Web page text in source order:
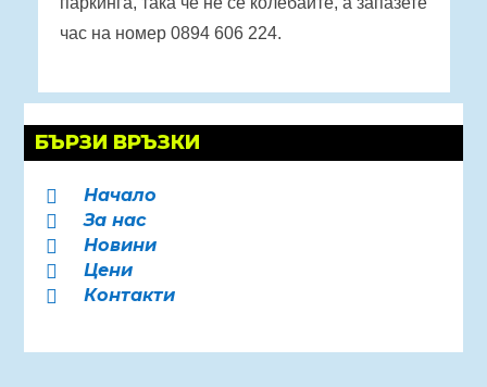
час на номер 0894 606 224.
БЪРЗИ ВРЪЗКИ
 Начало
 За нас
 Новини
 Цени
 Контакти